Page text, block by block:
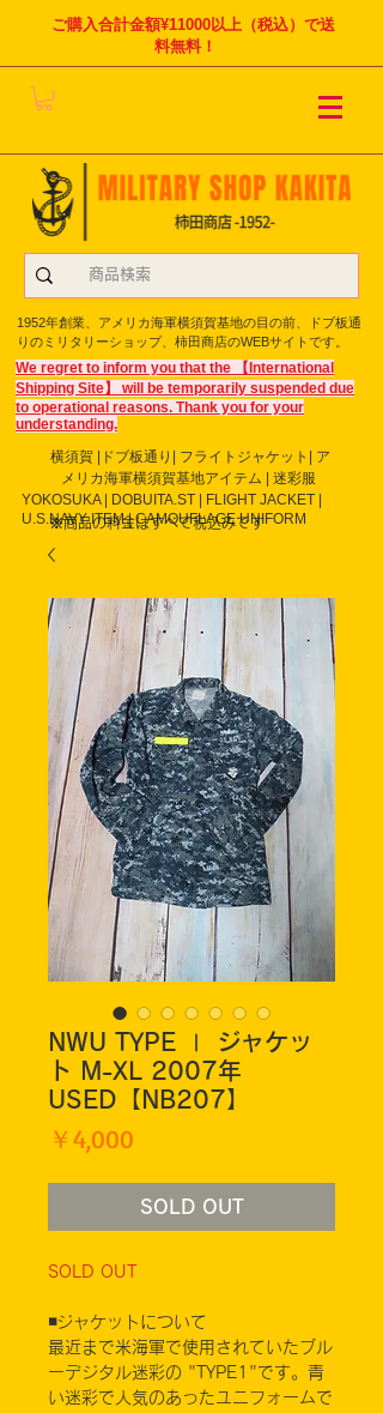
ご購入合計金額¥11000以上（税込）で送
料無料！
1952年創業、アメリカ海軍横須賀基地の目の前、ドブ板通
りのミリタリーショップ、柿田商店のWEBサイトです。
We regret to inform you that the 【International
Shipping Site】 will be temporarily suspended due
to operational reasons. Thank you for your
understanding.
横須賀 |ドブ板通り| フライト ジャケット| ア
メリカ海軍横須賀基地アイテム | 迷彩服
YOKOSUKA | DOBUITA.ST | FLIGHT JACKET |
U.S.NAVY ITEM | CAMOUFLAGE UNIFORM
※商品の料金はすべて税込みです
NWU TYPE Ⅰ ジャケッ
ト M-XL 2007年
USED【NB207】
￥4,000
SOLD OUT
SOLD OUT
◾️ジャケットについて
最近まで米海軍で使用されていたブル
ーデジタル迷彩の "TYPE1"です。青
い迷彩で人気のあったユニフォームで